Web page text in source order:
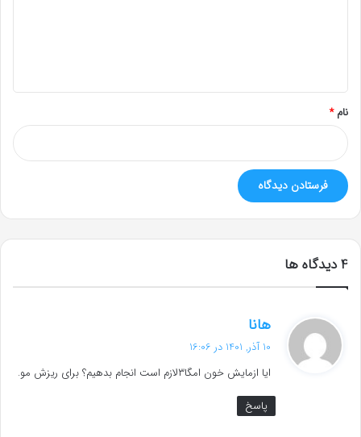
نام*
‫4 دیدگاه ها
هانا
ت
:
10 آذر, 1401 در 16:06
ایا ازمایش خون امگا۳لازم است انجام بدهیم؟ برای ریزش مو.
پاسخ